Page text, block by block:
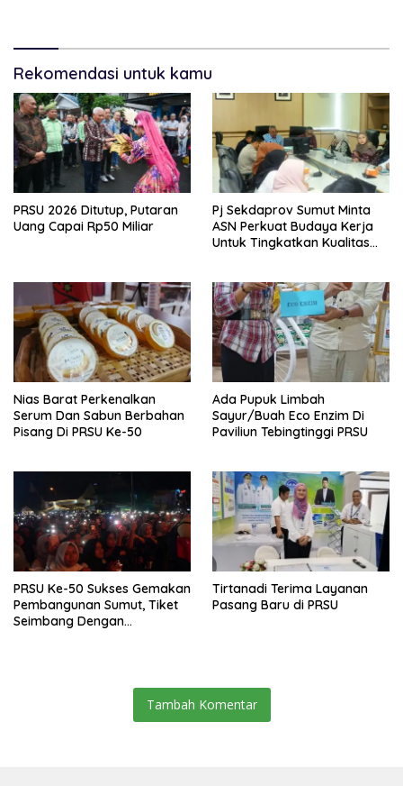
Rekomendasi untuk kamu
PRSU 2026 Ditutup, Putaran
Uang Capai Rp50 Miliar
Pj Sekdaprov Sumut Minta
ASN Perkuat Budaya Kerja
Untuk Tingkatkan Kualitas
Nias Barat Perkenalkan
Serum Dan Sabun Berbahan
Pisang Di PRSU Ke-50
Ada Pupuk Limbah
Sayur/Buah Eco Enzim Di
Paviliun Tebingtinggi PRSU
PRSU Ke-50 Sukses Gemakan
Pembangunan Sumut, Tiket
Seimbang Dengan
Tirtanadi Terima Layanan
Pasang Baru di PRSU
Tambah Komentar